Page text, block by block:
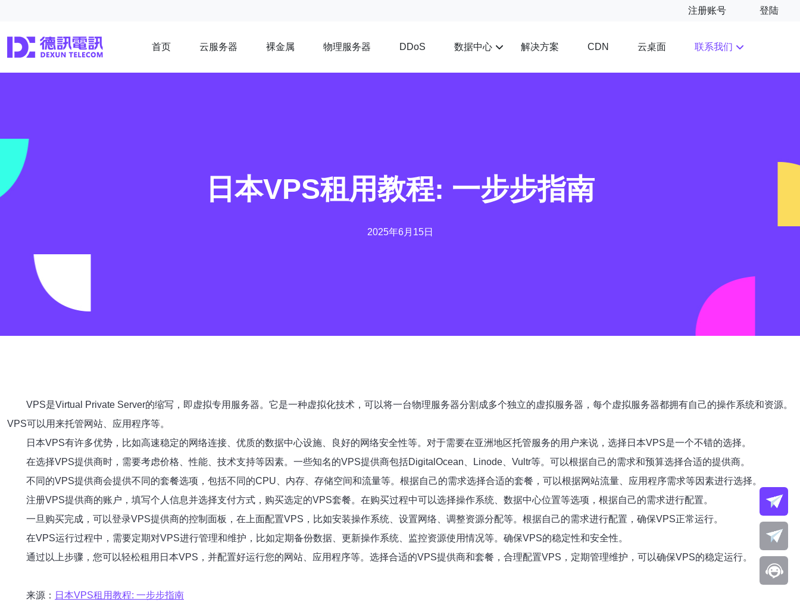
注册账号 登陆
首页 云服务器 裸金属 物理服务器 DDoS 数据中心 解决方案 CDN 云桌面 联系我们
日本VPS租用教程: 一步步指南
2025年6月15日
VPS是Virtual Private Server的缩写，即虚拟专用服务器。它是一种虚拟化技术，可以将一台物理服务器分割成多个独立的虚拟服务器，每个虚拟服务器都拥有自己的操作系统和资源。
VPS可以用来托管网站、应用程序等。
日本VPS有许多优势，比如高速稳定的网络连接、优质的数据中心设施、良好的网络安全性等。对于需要在亚洲地区托管服务的用户来说，选择日本VPS是一个不错的选择。
在选择VPS提供商时，需要考虑价格、性能、技术支持等因素。一些知名的VPS提供商包括DigitalOcean、Linode、Vultr等。可以根据自己的需求和预算选择合适的提供商。
不同的VPS提供商会提供不同的套餐选项，包括不同的CPU、内存、存储空间和流量等。根据自己的需求选择合适的套餐，可以根据网站流量、应用程序需求等因素进行选择。
注册VPS提供商的账户，填写个人信息并选择支付方式，购买选定的VPS套餐。在购买过程中可以选择操作系统、数据中心位置等选项，根据自己的需求进行配置。
一旦购买完成，可以登录VPS提供商的控制面板，在上面配置VPS，比如安装操作系统、设置网络、调整资源分配等。根据自己的需求进行配置，确保VPS正常运行。
在VPS运行过程中，需要定期对VPS进行管理和维护，比如定期备份数据、更新操作系统、监控资源使用情况等。确保VPS的稳定性和安全性。
通过以上步骤，您可以轻松租用日本VPS，并配置好运行您的网站、应用程序等。选择合适的VPS提供商和套餐，合理配置VPS，定期管理维护，可以确保VPS的稳定运行。
来源： 日本VPS租用教程: 一步步指南